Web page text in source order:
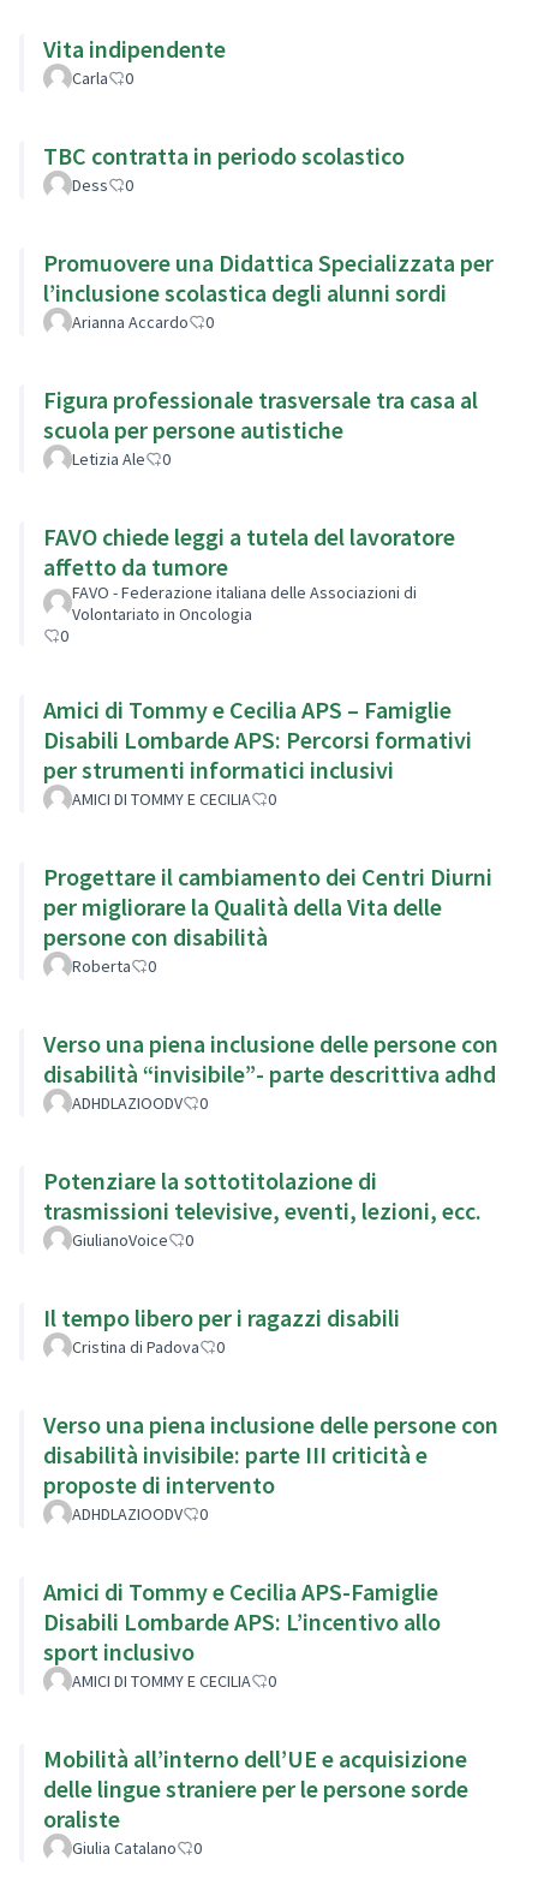
Vita indipendente
Carla 0
TBC contratta in periodo scolastico
Dess 0
Promuovere una Didattica Specializzata per
l’inclusione scolastica degli alunni sordi
Arianna Accardo 0
Figura professionale trasversale tra casa al
scuola per persone autistiche
Letizia Ale 0
FAVO chiede leggi a tutela del lavoratore
affetto da tumore
FAVO - Federazione italiana delle Associazioni di
Volontariato in Oncologia
0
Amici di Tommy e Cecilia APS – Famiglie
Disabili Lombarde APS: Percorsi formativi
per strumenti informatici inclusivi
AMICI DI TOMMY E CECILIA 0
Progettare il cambiamento dei Centri Diurni
per migliorare la Qualità della Vita delle
persone con disabilità
Roberta 0
Verso una piena inclusione delle persone con
disabilità “invisibile”- parte descrittiva adhd
ADHDLAZIOODV 0
Potenziare la sottotitolazione di
trasmissioni televisive, eventi, lezioni, ecc.
GiulianoVoice 0
Il tempo libero per i ragazzi disabili
Cristina di Padova 0
Verso una piena inclusione delle persone con
disabilità invisibile: parte III criticità e
proposte di intervento
ADHDLAZIOODV 0
Amici di Tommy e Cecilia APS-Famiglie
Disabili Lombarde APS: L’incentivo allo
sport inclusivo
AMICI DI TOMMY E CECILIA 0
Mobilità all’interno dell’UE e acquisizione
delle lingue straniere per le persone sorde
oraliste
Giulia Catalano 0